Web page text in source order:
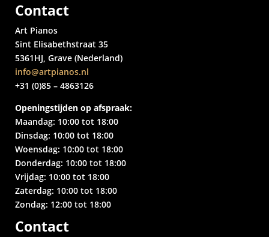
Contact
Art Pianos
Sint Elisabethstraat 35
5361HJ, Grave (Nederland)
info@artpianos.nl
+31 (0)85 – 4863126
Openingstijden op afspraak:
Maandag: 10:00 tot 18:00
Dinsdag: 10:00 tot 18:00
Woensdag: 10:00 tot 18:00
Donderdag: 10:00 tot 18:00
Vrijdag: 10:00 tot 18:00
Zaterdag: 10:00 tot 18:00
Zondag: 12:00 tot 18:00
Contact